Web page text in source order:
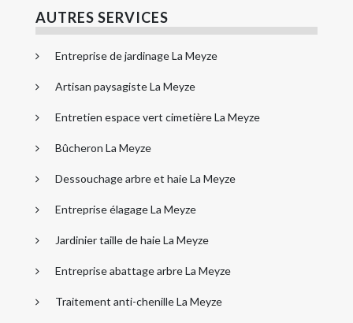
AUTRES SERVICES
Entreprise de jardinage La Meyze
Artisan paysagiste La Meyze
Entretien espace vert cimetière La Meyze
Bûcheron La Meyze
Dessouchage arbre et haie La Meyze
Entreprise élagage La Meyze
Jardinier taille de haie La Meyze
Entreprise abattage arbre La Meyze
Traitement anti-chenille La Meyze